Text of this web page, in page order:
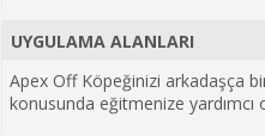
UYGULAMA ALANLARI
Apex Off Köpeğinizi arkadaşça
konusunda eğitmenize yardımcı